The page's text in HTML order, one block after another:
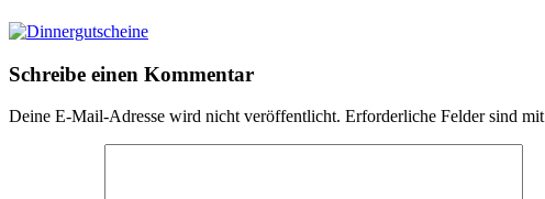
Schreibe einen Kommentar
Deine E-Mail-Adresse wird nicht veröffentlicht. Erforderliche Felder sind mit